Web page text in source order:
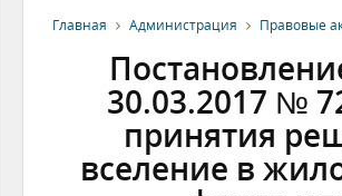
Главная Администрация Правовые
30.03.2017 №
принятия
вселение в